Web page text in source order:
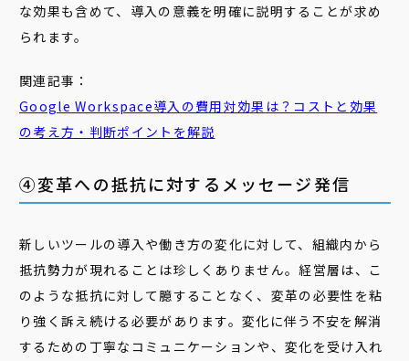
な効果も含めて、導入の意義を明確に説明することが求め
られます。
関連記事：
Google Workspace導入の費用対効果 は？コストと 効果
の考え方・判断ポイントを解説
④変革への抵抗に対するメッセージ発信
新しいツールの導入や働き方の変化に対して、組織内から
抵抗勢力が現れることは珍しくありません。経営層は、こ
のような抵抗に対して臆することなく、変革の必要性を粘
り強く訴え続ける必要があります。変化に伴う不安を解消
するための丁寧なコミュニケーションや、変化を受け入れ